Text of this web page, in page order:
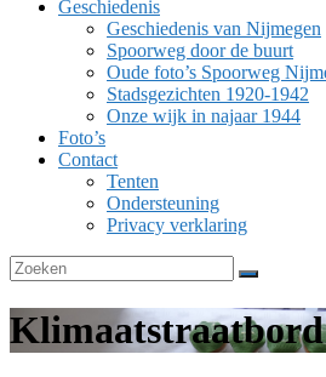
Geschiedenis
Geschiedenis van Nijmegen
Spoorweg door de buurt
Oude foto’s Spoorweg
Stadsgezichten 1920-1942
Onze wijk in najaar 1944
Foto’s
Contact
Tenten
Ondersteuning
Privacy verklaring